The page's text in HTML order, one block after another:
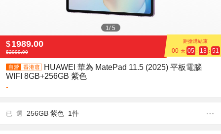
1/5
$1989.00 距搶購結束
00 天 05 : 13 : 51
$2999.00
HUAWEI 華為 MatePad 11.5 (2025) 平板電腦
WIFI 8GB+256GB 紫色
-
已 選 256GB 紫色 1件